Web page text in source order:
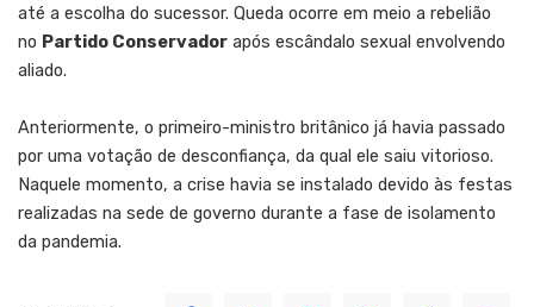
até a escolha do sucessor. Queda ocorre em meio a rebelião
no Partido Conservador após escândalo sexual envolvendo
aliado.
Anteriormente, o primeiro-ministro britânico já havia passado
por uma votação de desconfiança, da qual ele saiu vitorioso.
Naquele momento, a crise havia se instalado devido às festas
realizadas na sede de governo durante a fase de isolamento
da pandemia.